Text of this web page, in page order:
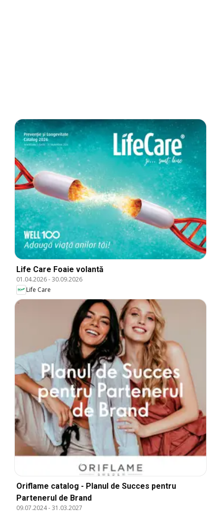
Life Care Foaie volantă
01.04.2026-30.09.2026
Life Care
Oriflame catalog - Planul de Succes pentru
Partenerul de Brand
09.07.2024-31.03.2027